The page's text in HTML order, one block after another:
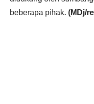
beberapa pihak. (MDj/